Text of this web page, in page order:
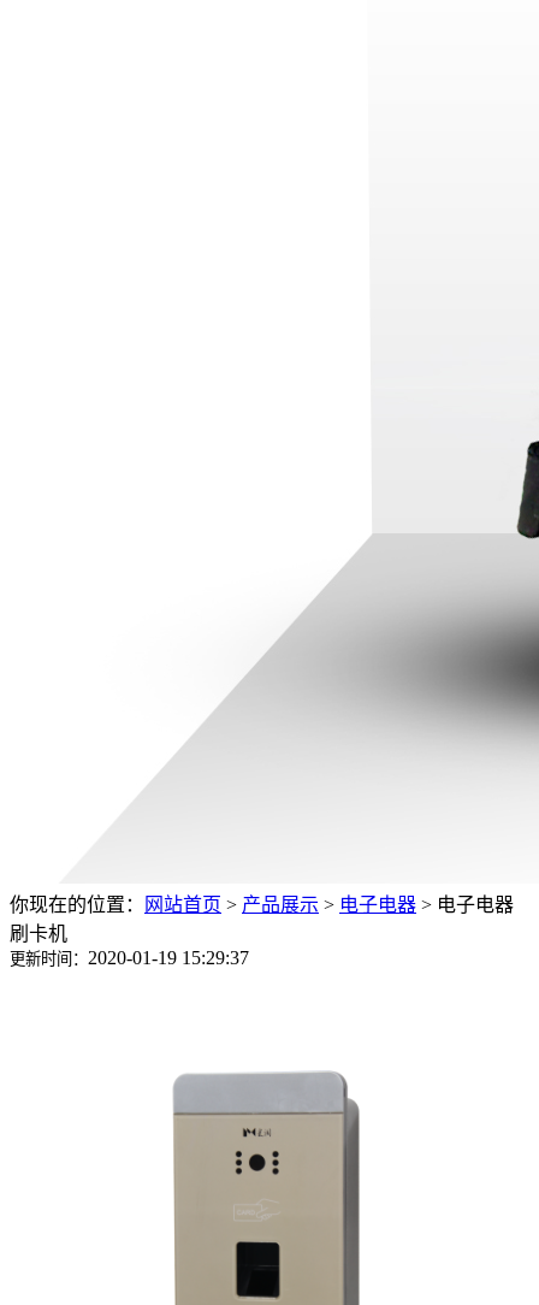
你现在的位置： 网站首页 > 产品展示 > 电子电器 > 电子电器
刷卡机
更新时间： 2020-01-19 15:29:37